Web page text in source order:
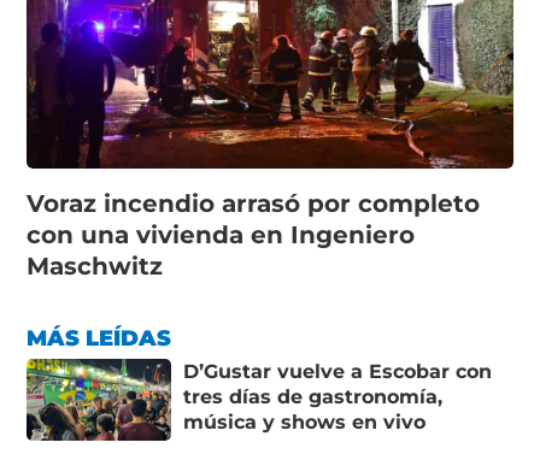
Voraz incendio arrasó por completo
con una vivienda en Ingeniero
Maschwitz
MÁS LEÍDAS
D’Gustar vuelve a Escobar con
tres días de gastronomía,
música y shows en vivo